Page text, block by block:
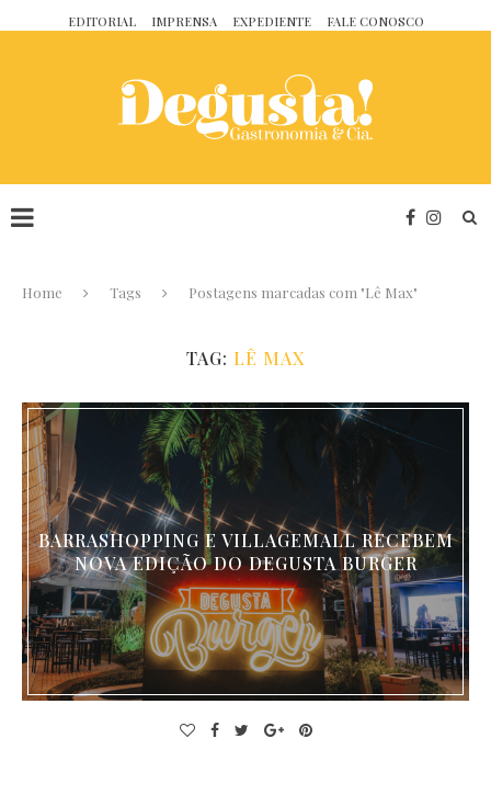
EDITORIAL IMPRENSA EXPEDIENTE FALE CONOSCO
Home Tags Postagens marcadas com "Lê Max"
TAG: LÊ MAX
BARRASHOPPING E VILLAGEMALL RECEBEM
NOVA EDIÇÃO DO DEGUSTA BURGER